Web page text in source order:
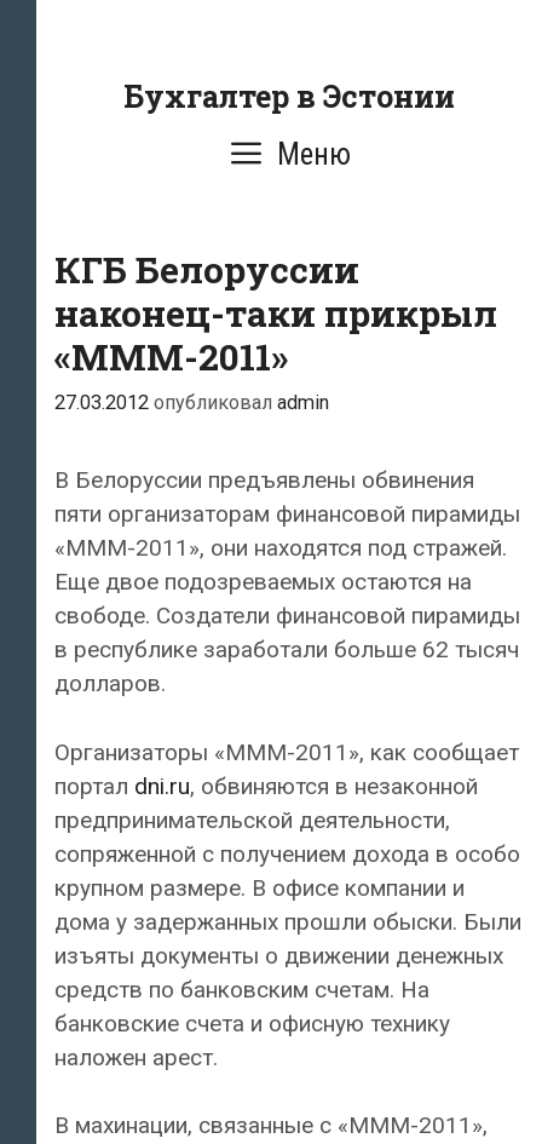
содержаниюБухгалтер в Эстонии
Меню
КГБ Белоруссии
наконец-таки прикрыл
«МММ-2011»
27.03.2012 опубликовал admin
В Белоруссии предъявлены обвинения
пяти организаторам финансовой пирамиды
«МММ-2011», они находятся под стражей.
Еще двое подозреваемых остаются на
свободе. Создатели финансовой пирамиды
в республике заработали больше 62 тысяч
долларов.
Организаторы «МММ-2011», как сообщает
портал dni.ru, обвиняются в незаконной
предпринимательской деятельности,
сопряженной с получением дохода в особо
крупном размере. В офисе компании и
дома у задержанных прошли обыски. Были
изъяты документы о движении денежных
средств по банковским счетам. На
банковские счета и офисную технику
наложен арест.
В махинации, связанные с «МММ-2011»,